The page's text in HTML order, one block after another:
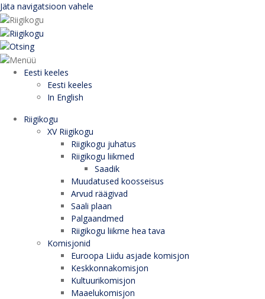
Jäta navigatsioon vahele
Eesti keeles
Eesti keeles
In English
Riigikogu
XV Riigikogu
Riigikogu juhatus
Riigikogu liikmed
Saadik
Muudatused koosseisus
Arvud räägivad
Saali plaan
Palgaandmed
Riigikogu liikme hea tava
Komisjonid
Euroopa Liidu asjade komisjon
Keskkonnakomisjon
Kultuurikomisjon
Maaelukomisjon